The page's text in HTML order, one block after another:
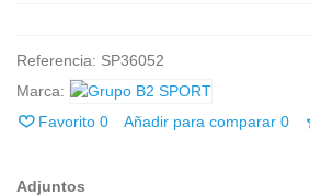
Referencia: SP36052
Marca:
Favorito 0 Añadir para comparar 0
Adjuntos